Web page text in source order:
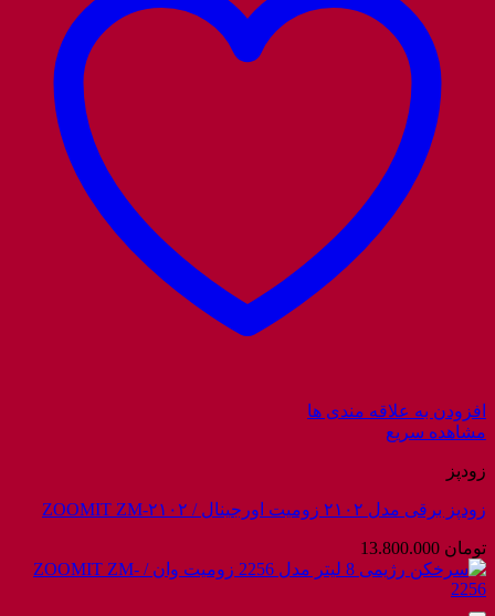
افزودن به علاقه مندی ها
مشاهده سریع
زودپز
زودپز برقی مدل ۲۱۰۲ زومیت اورجینال / ZOOMIT ZM-۲۱۰۲
تومان